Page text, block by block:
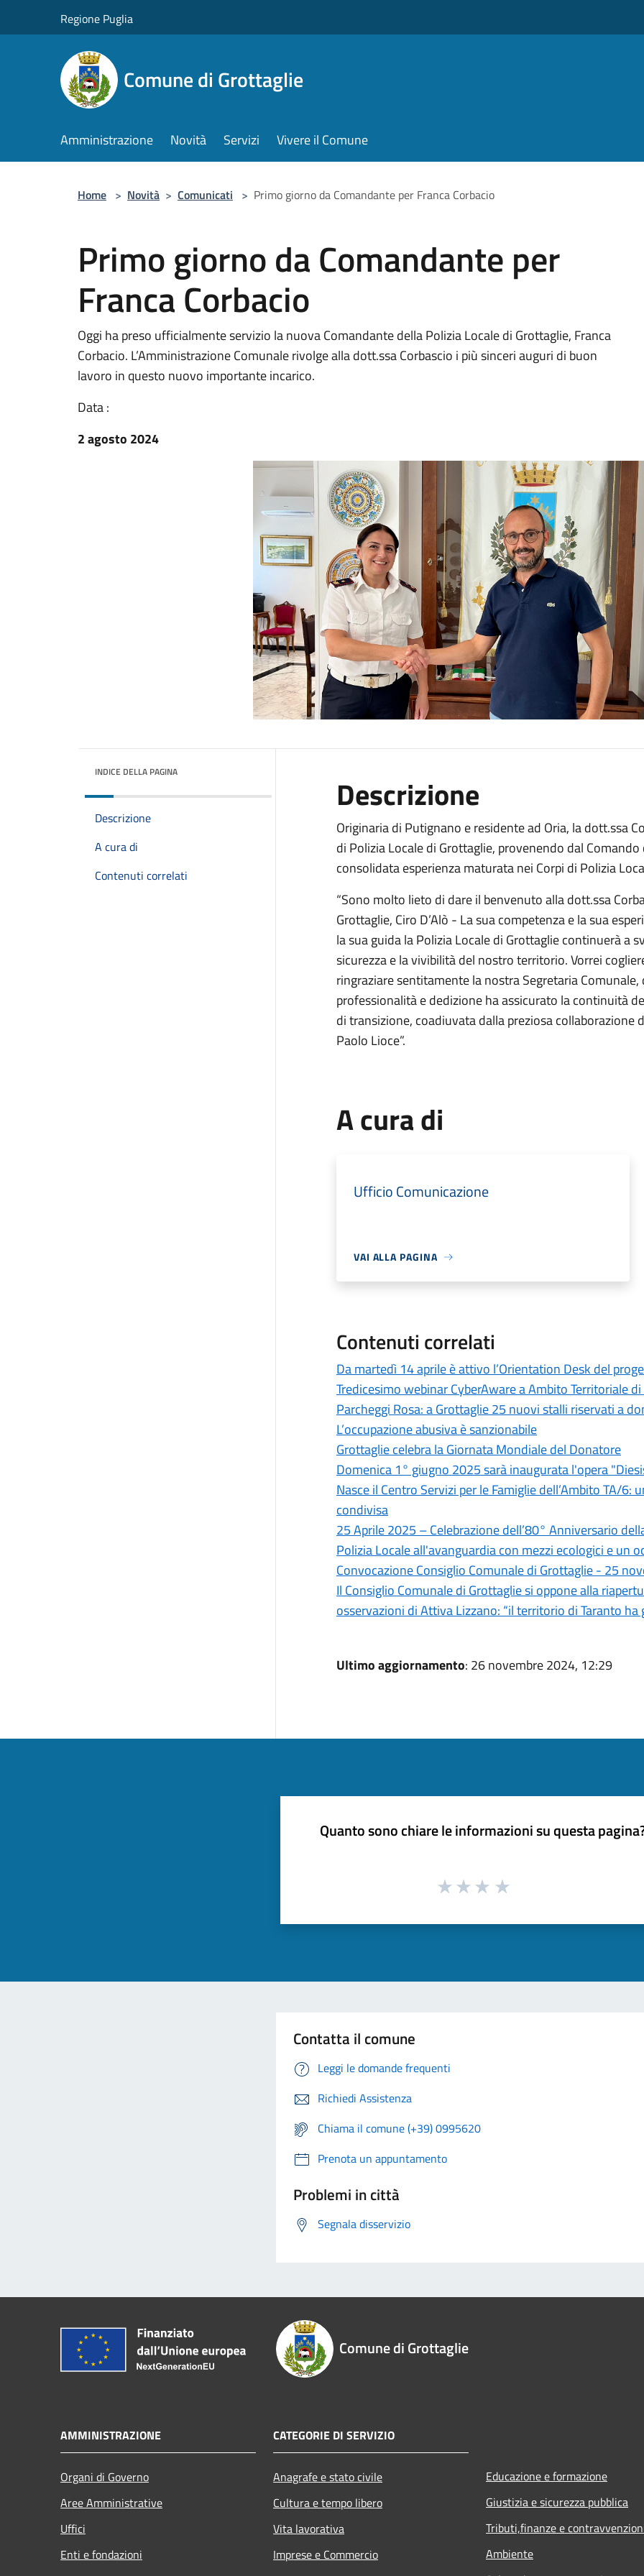
Regione Puglia
Comune di Grottaglie
Amministrazione Novità Servizi Vivere il Comune
Home > Novità > Comunicati > Primo giorno da Comandante per Franca Corbacio
Primo giorno da Comandante per
Franca Corbacio
Oggi ha preso ufficialmente servizio la nuova Comandante della Polizia Locale di Grottaglie, Franca
Corbacio. L’Amministrazione Comunale rivolge alla dott.ssa Corbascio i più sinceri auguri di buon
lavoro in questo nuovo importante incarico.
Data :
2 agosto 2024
INDICE DELLA PAGINA
Descrizione
A cura di
Contenuti correlati
Descrizione
Originaria di Putignano e residente ad Oria, la dott.ssa
di Polizia Locale di Grottaglie, provenendo dal
consolidata esperienza maturata nei Corpi di Polizia
“Sono molto lieto di dare il benvenuto alla dott.ssa
Grottaglie, Ciro D’Alò - La sua competenza e la sua
la sua guida la Polizia Locale di Grottaglie continuerà a
sicurezza e la vivibilità del nostro territorio. Vorrei
ringraziare sentitamente la nostra Segretaria
professionalità e dedizione ha assicurato la continuità
di transizione, coadiuvata dalla preziosa
Paolo Lioce”.
A cura di
Ufficio Comunicazione
VAI ALLA PAGINA
Contenuti correlati
Da martedì 14 aprile è attivo l’Orientation Desk del
Tredicesimo webinar CyberAware a Ambito Territoriale
Parcheggi Rosa: a Grottaglie 25 nuovi stalli riservati a
L’occupazione abusiva è sanzionabile
Grottaglie celebra la Giornata Mondiale del Donatore
Domenica 1° giugno 2025 sarà inaugurata l'opera
Nasce il Centro Servizi per le Famiglie dell’Ambito TA/
condivisa
25 Aprile 2025 – Celebrazione dell’80° Anniversario
Polizia Locale all'avanguardia con mezzi ecologici e un
Convocazione Consiglio Comunale di Grottaglie - 25
Il Consiglio Comunale di Grottaglie si oppone alla
osservazioni di Attiva Lizzano: “il territorio di Taranto
Ultimo aggiornamento: 26 novembre 2024, 12:29
Quanto sono chiare le informazioni su questa
Contatta il comune
Leggi le domande frequenti
Richiedi Assistenza
Chiama il comune (+39) 0995620
Prenota un appuntamento
Problemi in città
Segnala disservizio
Comune di Grottaglie
AMMINISTRAZIONE
Organi di Governo
Aree Amministrative
Uffici
Enti e fondazioni
CATEGORIE DI SERVIZIO
Anagrafe e stato civile
Cultura e tempo libero
Vita lavorativa
Imprese e Commercio
Educazione e formazione
Giustizia e sicurezza pubblica
Tributi,finanze e
Ambiente